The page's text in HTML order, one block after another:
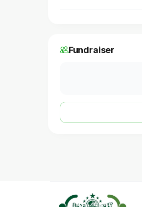
Fundraiser